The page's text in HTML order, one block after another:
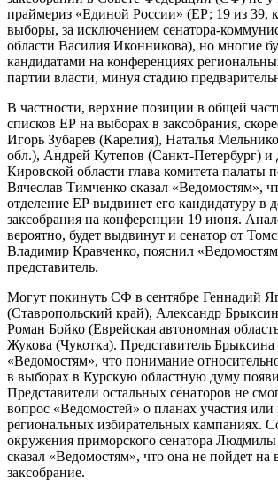
праймериз «Единой России» (ЕР; 19 из 39,
выборы, за исключением сенатора-
области Василия Иконникова), но многие
кандидатами на конференциях
партии власти, минуя стадию
В частности, верхние позиции в общей
списков ЕР на выборах в заксобрания,
Игорь Зубарев (Карелия), Наталья
обл.), Андрей Кутепов (Санкт-Петербург) и
Кировской области глава комитета палаты
Вячеслав Тимченко сказал «Ведомостям»,
отделение ЕР выдвинет его кандидатуру в
заксобрания на конференции 19 июня.
вероятно, будет выдвинут и сенатор от
Владимир Кравченко, пояснил
представитель.
Могут покинуть СФ в сентябре Геннадий
(Ставропольский край), Александр
Роман Бойко (Еврейская автономная
Жукова (Чукотка). Представитель Брыксина
«Ведомостям», что понимание
в выборах в Курскую областную думу
Представители остальных сенаторов не
вопрос «Ведомостей» о планах участия или
региональных избирательных кампаниях.
окружения приморского сенатора Людмилы
сказал «Ведомостям», что она не пойдет на
заксобрание.